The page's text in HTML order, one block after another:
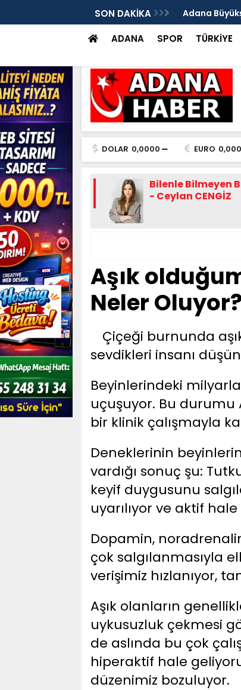
SON DAKİKA
bir iş yerinde, iş yeri sahibi ile genç
Adana
müdahale
ADANA SPOR TÜRKİYE
DOLAR 0,0000 EURO
Bilenle Bilmeyen
- Ceylan CENGİZ
Aşık
Neler Oluyor?
Çiçeği burnunda
sevdikleri insanı
Beyinlerindeki
uçuşuyor. Bu durumu
bir klinik çalışmayla
Deneklerinin
vardığı sonuç şu:
keyif duygusunu
uyarılıyor ve aktif
Dopamin,
çok salgılanmasıyla
verişimiz hızlanıyor,
Aşık olanların
uykusuzluk çekmesi
de aslında bu çok
hiperaktif hale
düzenimiz bozuluyor.